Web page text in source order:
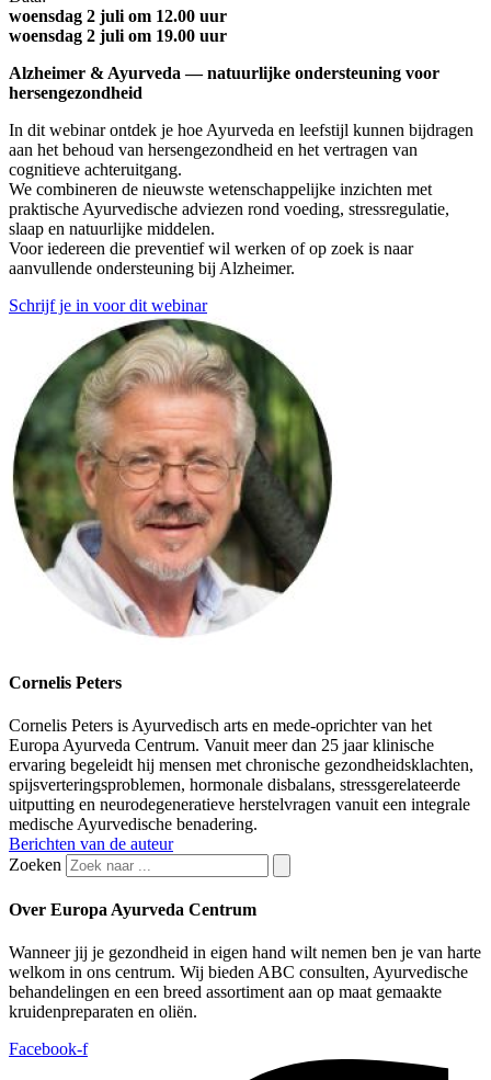
woensdag 2 juli om 12.00 uur
woensdag 2 juli om 19.00 uur
Alzheimer & Ayurveda — natuurlijke ondersteuning voor
hersengezondheid
In dit webinar ontdek je hoe Ayurveda en leefstijl kunnen bijdragen
aan het behoud van hersengezondheid en het vertragen van
cognitieve achteruitgang.
We combineren de nieuwste wetenschappelijke inzichten met
praktische Ayurvedische adviezen rond voeding, stressregulatie,
slaap en natuurlijke middelen.
Voor iedereen die preventief wil werken of op zoek is naar
aanvullende ondersteuning bij Alzheimer.
Schrijf je in voor dit webinar
Cornelis Peters
Cornelis Peters is Ayurvedisch arts en mede-oprichter van het
Europa Ayurveda Centrum. Vanuit meer dan 25 jaar klinische
ervaring begeleidt hij mensen met chronische gezondheidsklachten,
spijsverteringsproblemen, hormonale disbalans, stressgerelateerde
uitputting en neurodegeneratieve herstelvragen vanuit een integrale
medische Ayurvedische benadering.
Berichten van de auteur
Zoeken
Over Europa Ayurveda Centrum
Wanneer jij je gezondheid in eigen hand wilt nemen ben je van harte
welkom in ons centrum. Wij bieden ABC consulten, Ayurvedische
behandelingen en een breed assortiment aan op maat gemaakte
kruidenpreparaten en oliën.
Facebook-f